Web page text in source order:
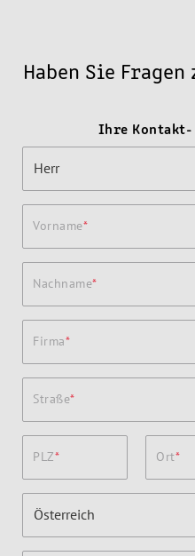
Haben Sie
Ihre Kontakt-
Vorname
Nachname
Firma
Straße
PLZ Ort